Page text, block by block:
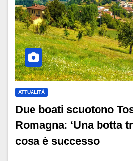
ATTUALITÀ
Due boati scuotono
Romagna: ‘Una botta
cosa è successo